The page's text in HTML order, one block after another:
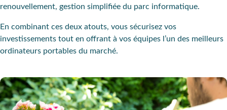
renouvellement, gestion simplifiée du parc informatique.
En combinant ces deux atouts, vous sécurisez vos
investissements tout en offrant à vos équipes l’un des meilleurs
ordinateurs portables du marché.